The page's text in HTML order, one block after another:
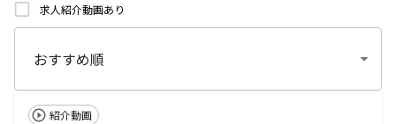
求人紹介動画あり
紹介動画